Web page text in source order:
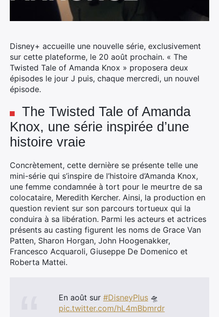
Disney+ accueille une nouvelle série, exclusivement
sur cette plateforme, le 20 août prochain. « The
Twisted Tale of Amanda Knox » proposera deux
épisodes le jour J puis, chaque mercredi, un nouvel
épisode.
The Twisted Tale of Amanda
Knox, une série inspirée d’une
histoire vraie
Concrètement, cette dernière se présente telle une
mini-série qui s’inspire de l’histoire d’Amanda Knox,
une femme condamnée à tort pour le meurtre de sa
colocataire, Meredith Kercher. Ainsi, la production en
question revient sur son parcours tortueux qui la
conduira à sa libération. Parmi les acteurs et actrices
présents au casting figurent les noms de Grace Van
Patten, Sharon Horgan, John Hoogenakker,
Francesco Acquaroli, Giuseppe De Domenico et
Roberta Mattei.
En août sur #DisneyPlus 🛸
pic.twitter.com/hL4mBbmrdr